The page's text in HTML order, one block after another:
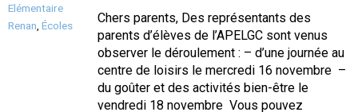
Elémentaire
Renan Écoles
Chers parents, Des représentants des
parents d’élèves de l’APELGC sont venus
observer le déroulement : – d’une journée au
centre de loisirs le mercredi 16 novembre –
du goûter et des activités bien-être le
vendredi 18 novembre Vous pouvez